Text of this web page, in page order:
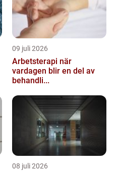
09 juli 2026
Arbetsterapi när
vardagen blir en del av
behandli...
08 juli 2026